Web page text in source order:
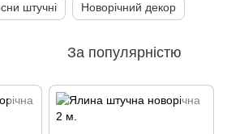
штучні Новорічний декор
За популярністю